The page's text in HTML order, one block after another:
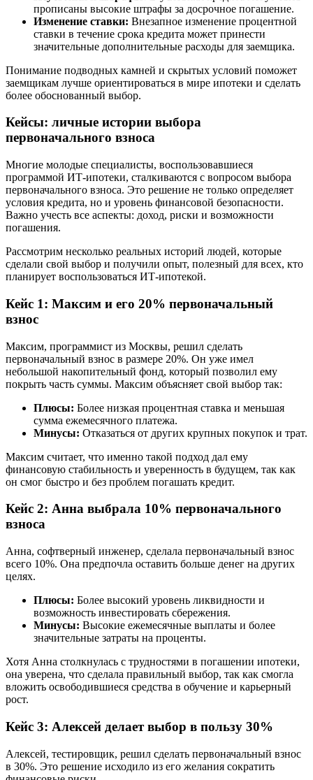
прописаны высокие штрафы за досрочное погашение.
Изменение ставки: Внезапное изменение процентной
ставки в течение срока кредита может принести
значительные дополнительные расходы для заемщика.
Понимание подводных камней и скрытых условий поможет
заемщикам лучше ориентироваться в мире ипотеки и сделать
более обоснованный выбор.
Кейсы: личные истории выбора
первоначального взноса
Многие молодые специалисты, воспользовавшиеся
программой ИТ-ипотеки, сталкиваются с вопросом выбора
первоначального взноса. Это решение не только определяет
условия кредита, но и уровень финансовой безопасности.
Важно учесть все аспекты: доход, риски и возможности
погашения.
Рассмотрим несколько реальных историй людей, которые
сделали свой выбор и получили опыт, полезный для всех, кто
планирует воспользоваться ИТ-ипотекой.
Кейс 1: Максим и его 20% первоначальный
взнос
Максим, программист из Москвы, решил сделать
первоначальный взнос в размере 20%. Он уже имел
небольшой накопительный фонд, который позволил ему
покрыть часть суммы. Максим объясняет свой выбор так:
Плюсы: Более низкая процентная ставка и меньшая
сумма ежемесячного платежа.
Минусы: Отказаться от других крупных покупок и трат.
Максим считает, что именно такой подход дал ему
финансовую стабильность и уверенность в будущем, так как
он смог быстро и без проблем погашать кредит.
Кейс 2: Анна выбрала 10% первоначального
взноса
Анна, софтверный инженер, сделала первоначальный взнос
всего 10%. Она предпочла оставить больше денег на других
целях.
Плюсы: Более высокий уровень ликвидности и
возможность инвестировать сбережения.
Минусы: Высокие ежемесячные выплаты и более
значительные затраты на проценты.
Хотя Анна столкнулась с трудностями в погашении ипотеки,
она уверена, что сделала правильный выбор, так как смогла
вложить освободившиеся средства в обучение и карьерный
рост.
Кейс 3: Алексей делает выбор в пользу 30%
Алексей, тестировщик, решил сделать первоначальный взнос
в 30%. Это решение исходило из его желания сократить